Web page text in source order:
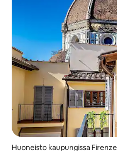
Huoneisto kaupungissa Firenze